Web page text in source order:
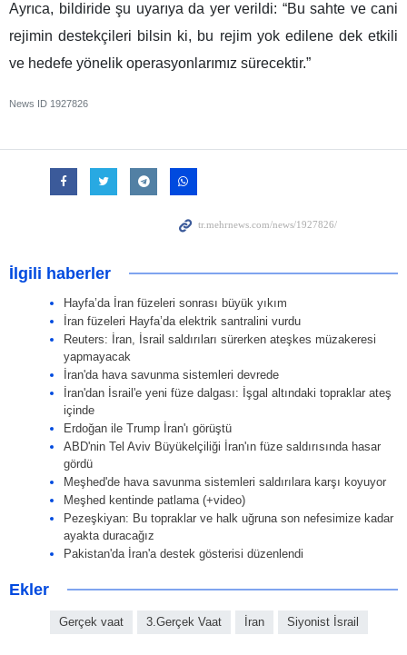
Ayrıca, bildiride şu uyarıya da yer verildi: “Bu sahte ve cani
rejimin destekçileri bilsin ki, bu rejim yok edilene dek etkili
ve hedefe yönelik operasyonlarımız sürecektir.”
News ID 1927826
İlgili haberler
Hayfa’da İran füzeleri sonrası büyük yıkım
İran füzeleri Hayfa’da elektrik santralini vurdu
Reuters: İran, İsrail saldırıları sürerken ateşkes müzakeresi
yapmayacak
İran'da hava savunma sistemleri devrede
İran'dan İsrail'e yeni füze dalgası: İşgal altındaki topraklar ateş
içinde
Erdoğan ile Trump İran'ı görüştü
ABD'nin Tel Aviv Büyükelçiliği İran'ın füze saldırısında hasar
gördü
Meşhed'de hava savunma sistemleri saldırılara karşı koyuyor
Meşhed kentinde patlama (+video)
Pezeşkiyan: Bu topraklar ve halk uğruna son nefesimize kadar
ayakta duracağız
Pakistan'da İran'a destek gösterisi düzenlendi
Ekler
Gerçek vaat 3.Gerçek Vaat İran Siyonist İsrail